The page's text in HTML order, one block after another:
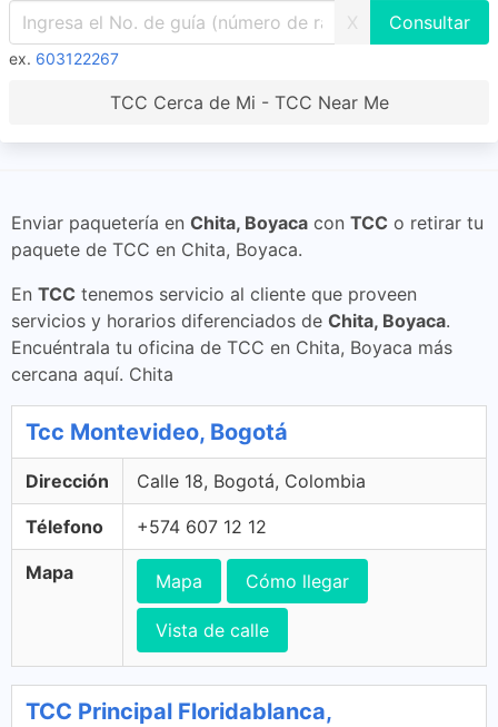
X
ex. 603122267
TCC Cerca de Mi - TCC Near Me
Enviar paquetería en Chita, Boyaca con TCC o retirar tu
paquete de TCC en Chita, Boyaca.
En TCC tenemos servicio al cliente que proveen
servicios y horarios diferenciados de Chita, Boyaca.
Encuéntrala tu oficina de TCC en Chita, Boyaca más
cercana aquí. Chita
Tcc Montevideo, Bogotá
Dirección Calle 18, Bogotá, Colombia
Télefono +574 607 12 12
Mapa Mapa Cómo llegar
Vista de calle
TCC Principal Floridablanca,